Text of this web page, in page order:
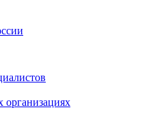
организациях